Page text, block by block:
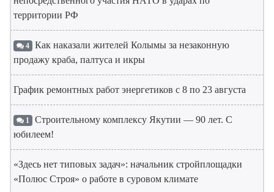
территории РФ
4 Как наказали жителей Колымы за незаконную
продажу краба, палтуса и икры
График ремонтных работ энергетиков с 8 по 23 августа
1 Строительному комплексу Якутии — 90 лет. С
юбилеем!
«Здесь нет типовых задач»: начальник стройплощадки
«Полюс Строя» о работе в суровом климате